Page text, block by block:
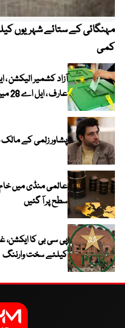
مہنگائی کے ستائے شہریوں
کمی
عارف ، ایل اے 28 میں پیپلز پارٹی کے بازل نقوی کامیاب
پشاور زلمی کے مالک
عالمی منڈی میں
سطح پر آ گئیں
پی سی بی کا ایکشن،
کیلئے سخت وارننگ